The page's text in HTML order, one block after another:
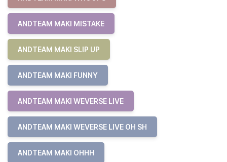
ANDTEAM MAKI MISTAKE
ANDTEAM MAKI SLIP UP
ANDTEAM MAKI FUNNY
ANDTEAM MAKI WEVERSE LIVE
ANDTEAM MAKI WEVERSE LIVE OH SH
ANDTEAM MAKI OHHH